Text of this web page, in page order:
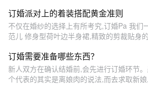
订婚派对上的着装搭配黄金准则
不仅在婚纱的选择上有所考究,订婚Pa 我们
范儿 修身型荷叶边半身裙,精致的剪裁贴身
订婚需要准备哪些东西？
新人双方在确认结婚前,会先进行订婚环节
个代表的其实是离娘肉的说法,而去求取新